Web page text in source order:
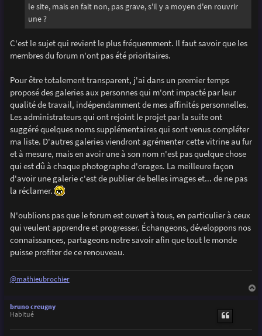
le site, mais en fait non, pas grave, s'il y a moyen d'en rouvrir
une ?
C'est le sujet qui revient le plus fréquemment. Il faut savoir que les
membres du forum n'ont pas été prioritaires.
Pour être totalement transparent, j'ai dans un premier temps
proposé des galeries aux personnes qui m'ont impacté par leur
qualité de travail, indépendamment de mes affinités personnelles.
Les administrateurs qui ont rejoint le projet par la suite ont
suggéré quelques noms supplémentaires qui sont venus compléter
ma liste. D'autres galeries viendront agrémenter cette vitrine au fur
et à mesure, mais en avoir une à son nom n'est pas quelque chose
qui est dû à chaque photographe d'orages. La meilleure façon
d'avoir une galerie c'est de publier de belles images et... de ne pas
la réclamer.
N'oublions pas que le forum est ouvert à tous, en particulier à ceux
qui veulent apprendre et progresser. Échangeons, développons nos
connaissances, partageons notre savoir afin que tout le monde
puisse profiter de ce renouveau.
@mathieubrochier
bruno creugny
Habitué